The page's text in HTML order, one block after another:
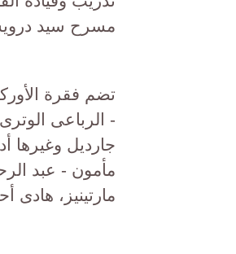
مسرح سيد
تضم فقرة
جارديل وغيرها
مأمون - عبد
مارتينيز، هادى